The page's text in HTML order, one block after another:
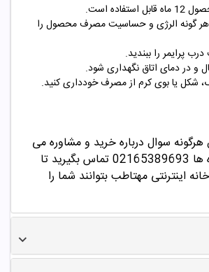
12 ماه قابل استفاده است.
گونه الرژی و حساسیت مصرف محصول را
پرایمر را ببندید.
و در دمای اتاق نگهداری شود.
شکل یا بوی کرم از مصرف خودداری کنید.
سوال درباره خرید و مشاوره می
تماس بگیرید تا
اینترنتی مهتاطب بتوانند شما را